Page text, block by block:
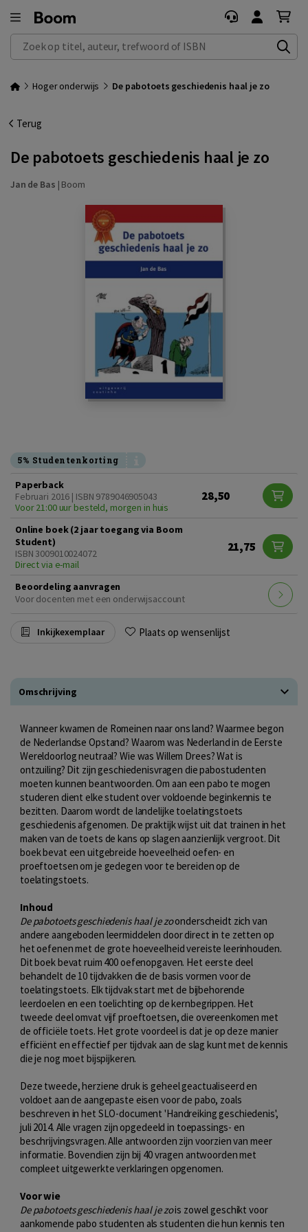
Zoek op titel, auteur, trefwoord of ISBN
Hoger onderwijs De pabotoets geschiedenis haal je zo
Terug
De pabotoets geschiedenis haal je zo
Jan de Bas | Boom
5% Studentenkorting
Paperback
Februari 2016 | ISBN 9789046905043
Voor 21:00 uur besteld, morgen in huis
28,50
Online boek (2 jaar toegang via Boom
Student)
ISBN 3009010024072
Direct via e-mail
21,75
Beoordeling aanvragen
Voor docenten met een onderwijsaccount
Inkijkexemplaar Plaats op wensenlijst
Omschrijving
Wanneer kwamen de Romeinen naar ons land? Waarmee begon
de Nederlandse Opstand? Waarom was Nederland in de Eerste
Wereldoorlog neutraal? Wie was Willem Drees? Wat is
ontzuiling? Dit zijn geschiedenisvragen die pabostudenten
moeten kunnen beantwoorden. Om aan een pabo te mogen
studeren dient elke student over voldoende beginkennis te
bezitten. Daarom wordt de landelijke toelatingstoets
geschiedenis afgenomen. De praktijk wijst uit dat trainen in het
maken van de toets de kans op slagen aanzienlijk vergroot. Dit
boek bevat een uitgebreide hoeveelheid oefen- en
proeftoetsen om je gedegen voor te bereiden op de
toelatingstoets.
Inhoud
De pabotoets geschiedenis haal je zoonderscheidt zich van
andere aangeboden leermiddelen door direct in te zetten op
het oefenen met de grote hoeveelheid vereiste leerinhouden.
Dit boek bevat ruim 400 oefenopgaven. Het eerste deel
behandelt de 10 tijdvakken die de basis vormen voor de
toelatingstoets. Elk tijdvak start met de bijbehorende
leerdoelen en een toelichting op de kernbegrippen. Het
tweede deel omvat vijf proeftoetsen, die overeenkomen met
de officiële toets. Het grote voordeel is dat je op deze manier
efficiënt en effectief per tijdvak aan de slag kunt met de kennis
die je nog moet bijspijkeren.
Deze tweede, herziene druk is geheel geactualiseerd en
voldoet aan de aangepaste eisen voor de pabo, zoals
beschreven in het SLO-document 'Handreiking geschiedenis',
juli 2014. Alle vragen zijn opgedeeld in toepassings- en
beschrijvingsvragen. Alle antwoorden zijn voorzien van meer
informatie. Bovendien zijn bij 40 vragen antwoorden met
compleet uitgewerkte verklaringen opgenomen.
Voor wie
De pabotoets geschiedenis haal je zois zowel geschikt voor
aankomende pabo studenten als studenten die hun kennis ten